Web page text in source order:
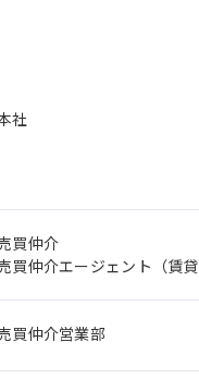
新しくチャレンジ
待ちにしております
顔が見えない大手と
社
買仲介
買仲介エージェント（賃
買仲介営業部